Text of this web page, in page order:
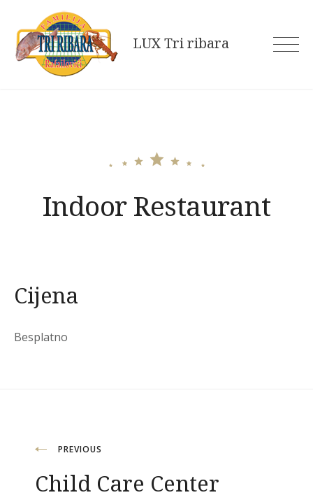
content
LUX Tri ribara
Indoor Restaurant
Cijena
Besplatno
Navigacija
objava
PREVIOUS
Child Care Center